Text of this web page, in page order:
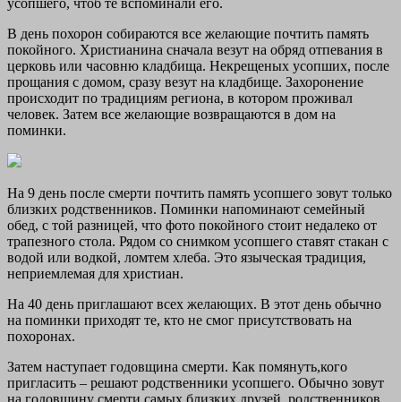
усопшего, чтоб те вспоминали его.
В день похорон собираются все желающие почтить память
покойного. Христианина сначала везут на обряд отпевания в
церковь или часовню кладбища. Некрещеных усопших, после
прощания с домом, сразу везут на кладбище. Захоронение
происходит по традициям региона, в котором проживал
человек. Затем все желающие возвращаются в дом на
поминки.
На 9 день после смерти почтить память усопшего зовут только
близких родственников. Поминки напоминают семейный
обед, с той разницей, что фото покойного стоит недалеко от
трапезного стола. Рядом со снимком усопшего ставят стакан с
водой или водкой, ломтем хлеба. Это языческая традиция,
неприемлемая для христиан.
На 40 день приглашают всех желающих. В этот день обычно
на поминки приходят те, кто не смог присутствовать на
похоронах.
Затем наступает годовщина смерти. Как помянуть,кого
пригласить – решают родственники усопшего. Обычно зовут